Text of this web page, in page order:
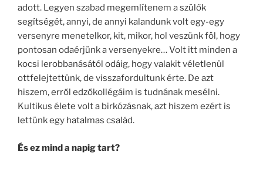
adott. Legyen szabad megemlítenem a szülők
segítségét, annyi, de annyi kalandunk volt egy-egy
versenyre menetelkor, kit, mikor, hol veszünk föl, hogy
pontosan odaérjünk a versenyekre… Volt itt minden a
kocsi lerobbanásától odáig, hogy valakit véletlenül
ottfelejtettünk, de visszafordultunk érte. De azt
hiszem, erről edzőkollégáim is tudnának mesélni.
Kultikus élete volt a birkózásnak, azt hiszem ezért is
lettünk egy hatalmas család.
És ez mind a napig tart?